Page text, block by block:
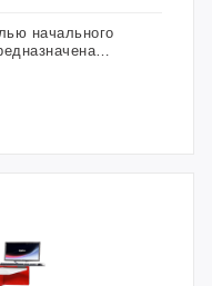
начального